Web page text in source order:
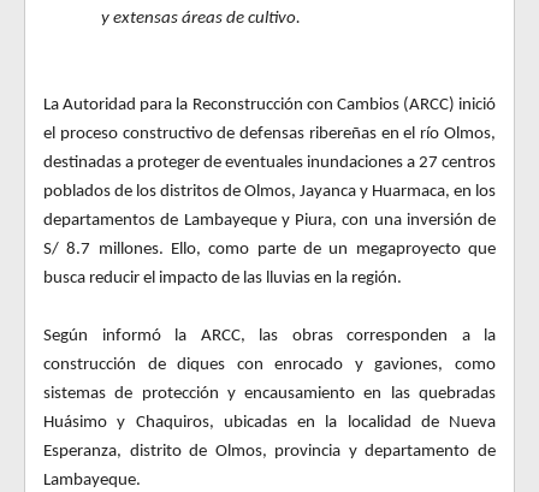
y extensas áreas de cultivo.
La Autoridad para la Reconstrucción con Cambios (ARCC) inició
el proceso constructivo de defensas ribereñas en el río Olmos,
destinadas a proteger de eventuales inundaciones a 27 centros
poblados de los distritos de Olmos, Jayanca y Huarmaca, en los
departamentos de Lambayeque y Piura, con una inversión de
S/ 8.7 millones. Ello, como parte de un megaproyecto que
busca reducir el impacto de las lluvias en la región.
Según informó la ARCC, las obras corresponden a la
construcción de diques con enrocado y gaviones, como
sistemas de protección y encausamiento en las quebradas
Huásimo y Chaquiros, ubicadas en la localidad de Nueva
Esperanza, distrito de Olmos, provincia y departamento de
Lambayeque.